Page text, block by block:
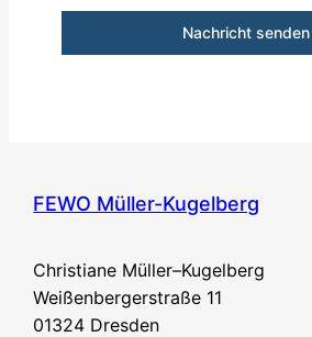
Nachricht senden
FEWO Müller-Kugelberg
Christiane Müller–Kugelberg
Weißenbergerstraße 11
01324 Dresden